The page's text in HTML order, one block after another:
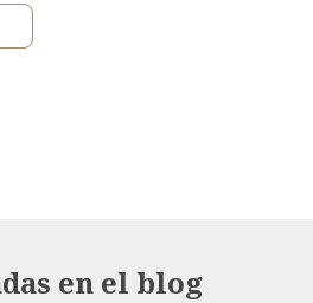
en el blog